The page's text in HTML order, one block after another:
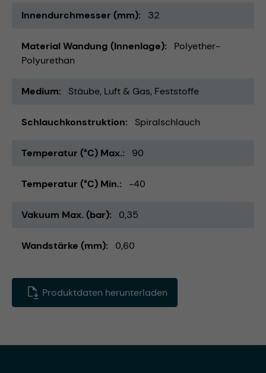
Innendurchmesser (mm) 32
Material Wandung (Innenlage)
Polyether-
Polyurethan
Medium Stäube Luft & Gas Feststoffe
Schlauchkonstruktion Spiralschlauch
Temperatur (°C) Max. 90
Temperatur (°C) Min. -40
Vakuum Max. (bar) 0,35
Wandstärke (mm) 0,60
Produktdaten herunterladen